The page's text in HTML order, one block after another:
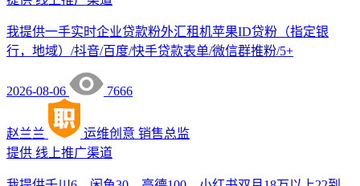
我提供一手实时企业贷款粉外汇租机苹果ID贷粉（指定银
行，地域）/抖音/百度/快手贷款表单/微信群推粉/5+
2026-08-06 7666
赵兰兰 运维创意 销售总监
提供 线上推广渠道